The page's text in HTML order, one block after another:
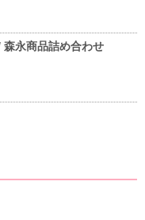
永商品詰め合わせ